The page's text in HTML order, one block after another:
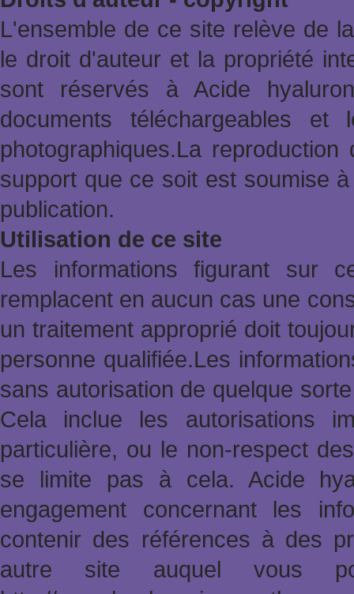
L'ensemble de ce site relève de
le droit d'auteur et la propriété
sont réservés à Acide
documents téléchargeables et
photographiques.La
support que ce soit est soumise
publication.
Utilisation de ce site
Les informations figurant sur
remplacent en aucun cas une
un traitement approprié doit
personne qualifiée.Les
sans autorisation de quelque
Cela inclue les autorisations
particulière, ou le non-respect
se limite pas à cela. Acide
engagement concernant les
contenir des références à des
autre site auquel vous